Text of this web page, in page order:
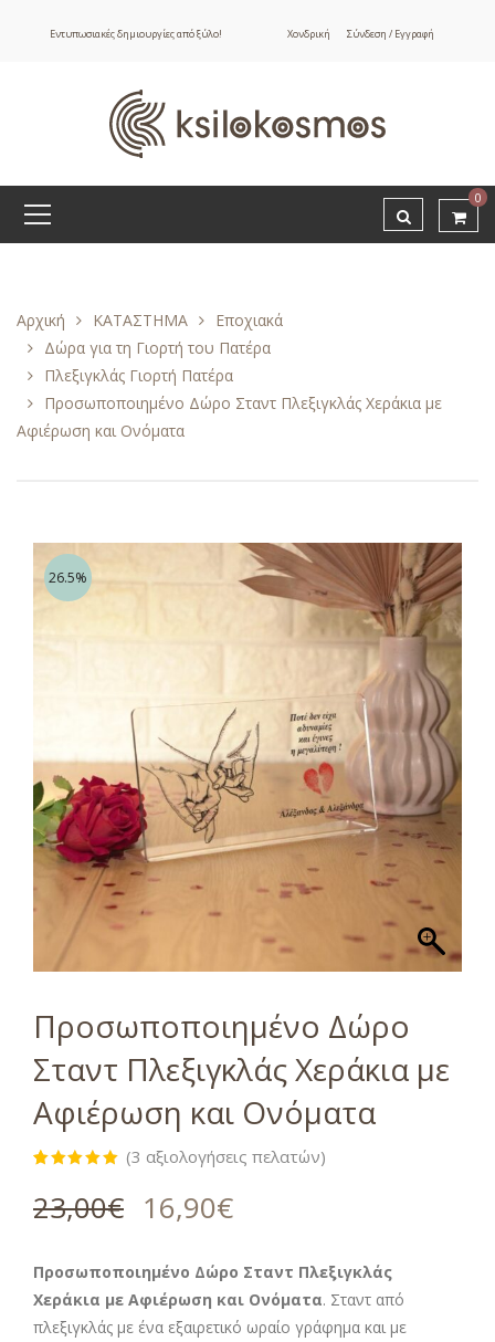
Εντυπωσιακές δημιουργίες από ξύλο! Χονδρική Σύνδεση / Εγγραφή
0
Αρχική ΚΑΤΑΣΤΗΜΑ
Εποχιακά
Δώρα για τη Γιορτή του Πατέρα
Πλεξιγκλάς Γιορτή Πατέρα
Προσωποποιημένο Δώρο Σταντ Πλεξιγκλάς Χεράκια με
Αφιέρωση και Ονόματα
26.5%
Προσωποποιημένο Δώρο
Σταντ Πλεξιγκλάς Χεράκια με
Αφιέρωση και Ονόματα
από 5 με
βάση
(3 αξιολογήσεις πελατών)
23,00€ 16,90€
Προσωποποιημένο Δώρο Σταντ Πλεξιγκλάς
Χεράκια με Αφιέρωση και Ονόματα. Σταντ από
πλεξιγκλάς με ένα εξαιρετικό ωραίο γράφημα και με